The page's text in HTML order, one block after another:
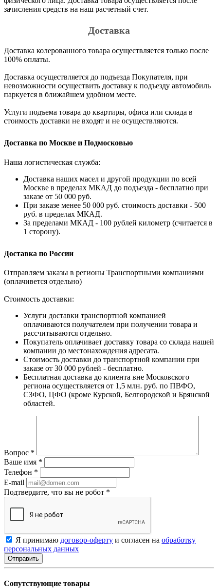
зачисления средств на наш расчетный счет.
Доставка
Доставка колерованного товара осуществляется только после
100% оплаты.
Доставка осуществляется до подъезда Покупателя, при
невозможности осуществить доставку к подъезду автомобиль
паркуется в ближайшем удобном месте.
Услуги подъема товара до квартиры, офиса или склада в
стоимость доставки не входят и не осуществляются.
Доставка по Москве и Подмосковью
Наша логистическая служба:
Доставка наших масел и другой продукции по всей
Москве в пределах МКАД до подъезда - бесплатно при
заказе от 50 000 руб.
При заказе менее 50 000 руб. стоимость доставки - 500
руб. в пределах МКАД.
За пределами МКАД - 100 рублей километр (считается в
1 сторону).
Доставка по России
Отправляем заказы в регионы Транспортными компаниями
(оплачивется отдельно)
Стоимость доставки:
Услуги доставки транспортной компанией
оплачиваются получателем при получении товара и
рассчитываются отдельно.
Покупатель оплачивает доставку товара со склада нашей
компании до местонахождения адресата.
Стоимость доставки до транспортной компании при
заказе от 30 000 рублей - бесплатно.
Бесплатная доставка до клиента вне Московского
региона осуществляется от 1,5 млн. руб. по ПВФО,
СЗФО, ЦФО (кроме Курской, Белгородской и Брянской
областей.
Вопрос *
Ваше имя *
Телефон *
E-mail
Подтвердите, что вы не робот *
Я принимаю договор-оферту и согласен на обработку
персональных данных
Сопутствующие товары